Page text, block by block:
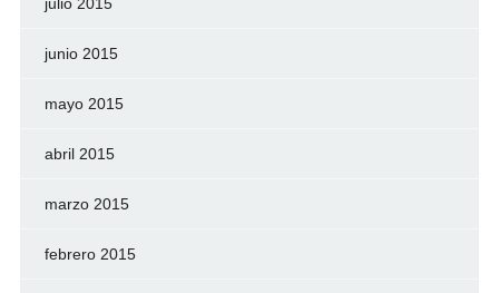
junio 2015
mayo 2015
abril 2015
marzo 2015
febrero 2015